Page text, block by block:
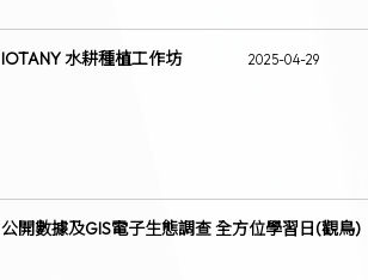
IOTANY 水耕種植工作坊 2025-04-29
公開數據及GIS電子生態調查 全方位學習日(觀鳥)